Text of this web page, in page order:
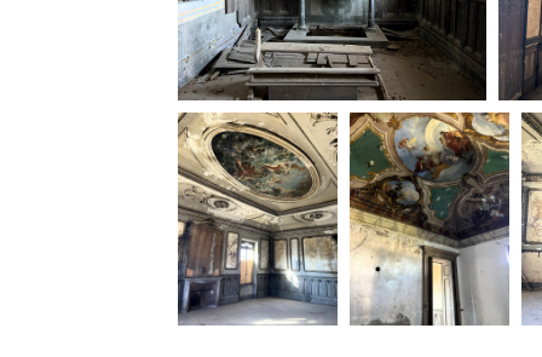
SERVIZI
Servizi generali
Location scouting
Spazi nella sede FCTP
Sala Casting
Sala Paolo Tenna
FILM FUNDS
Piemonte Film Tv Fund
Piemonte Film Tv
Piemonte Doc Film Fund
Short Film Fund